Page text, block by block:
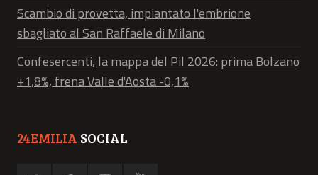
Scambio di provetta, impiantato l'embrione
sbagliato al San Raffaele di Milano
Confesercenti, la mappa del Pil 2026: prima Bolzano
+1,8%, frena Valle d'Aosta -0,1%
24EMILIA SOCIAL